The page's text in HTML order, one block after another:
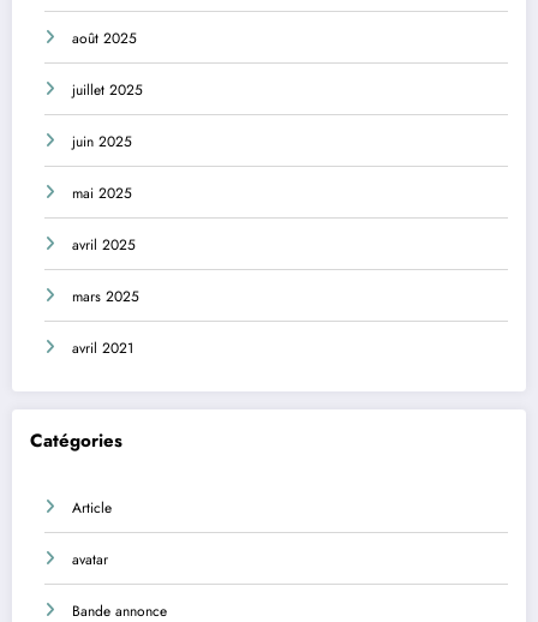
août 2025
juillet 2025
juin 2025
mai 2025
avril 2025
mars 2025
avril 2021
Catégories
Article
avatar
Bande annonce